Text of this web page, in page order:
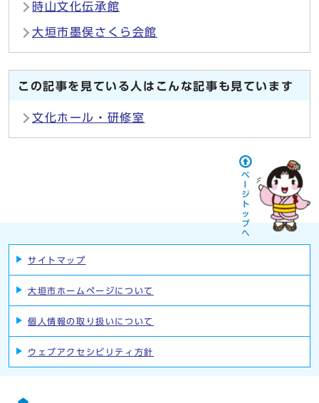
時山文化伝承館
大垣市墨俣さくら会館
この記事を見ている人はこんな記事も見ています
文化ホール・研修室
サイトマップ
大垣市ホームページについて
個人情報の取り扱いについて
ウェブアクセシビリティ方針